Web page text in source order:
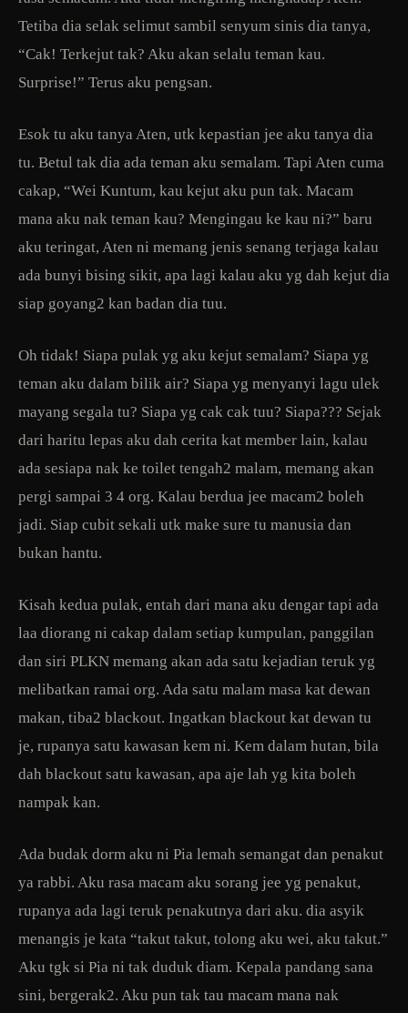
Tetiba dia selak selimut sambil senyum sinis dia tanya,
“Cak! Terkejut tak? Aku akan selalu teman kau.
Surprise!” Terus aku pengsan.
Esok tu aku tanya Aten, utk kepastian jee aku tanya dia
tu. Betul tak dia ada teman aku semalam. Tapi Aten cuma
cakap, “Wei Kuntum, kau kejut aku pun tak. Macam
mana aku nak teman kau? Mengingau ke kau ni?” baru
aku teringat, Aten ni memang jenis senang terjaga kalau
ada bunyi bising sikit, apa lagi kalau aku yg dah kejut dia
siap goyang2 kan badan dia tuu.
Oh tidak! Siapa pulak yg aku kejut semalam? Siapa yg
teman aku dalam bilik air? Siapa yg menyanyi lagu ulek
mayang segala tu? Siapa yg cak cak tuu? Siapa??? Sejak
dari haritu lepas aku dah cerita kat member lain, kalau
ada sesiapa nak ke toilet tengah2 malam, memang akan
pergi sampai 3 4 org. Kalau berdua jee macam2 boleh
jadi. Siap cubit sekali utk make sure tu manusia dan
bukan hantu.
Kisah kedua pulak, entah dari mana aku dengar tapi ada
laa diorang ni cakap dalam setiap kumpulan, panggilan
dan siri PLKN memang akan ada satu kejadian teruk yg
melibatkan ramai org. Ada satu malam masa kat dewan
makan, tiba2 blackout. Ingatkan blackout kat dewan tu
je, rupanya satu kawasan kem ni. Kem dalam hutan, bila
dah blackout satu kawasan, apa aje lah yg kita boleh
nampak kan.
Ada budak dorm aku ni Pia lemah semangat dan penakut
ya rabbi. Aku rasa macam aku sorang jee yg penakut,
rupanya ada lagi teruk penakutnya dari aku. dia asyik
menangis je kata “takut takut, tolong aku wei, aku takut.”
Aku tgk si Pia ni tak duduk diam. Kepala pandang sana
sini, bergerak2. Aku pun tak tau macam mana nak